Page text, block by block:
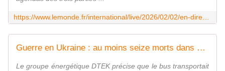
Guerre en Ukraine : au moins seize morts dans une frappe russe sur un bus dans la région de Dnipropetrovsk
Le groupe énergétique DTEK précise que le bus transportait